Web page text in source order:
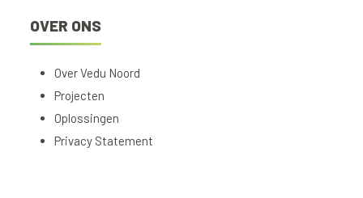
OVER ONS
Over Vedu Noord
Projecten
Oplossingen
Privacy Statement